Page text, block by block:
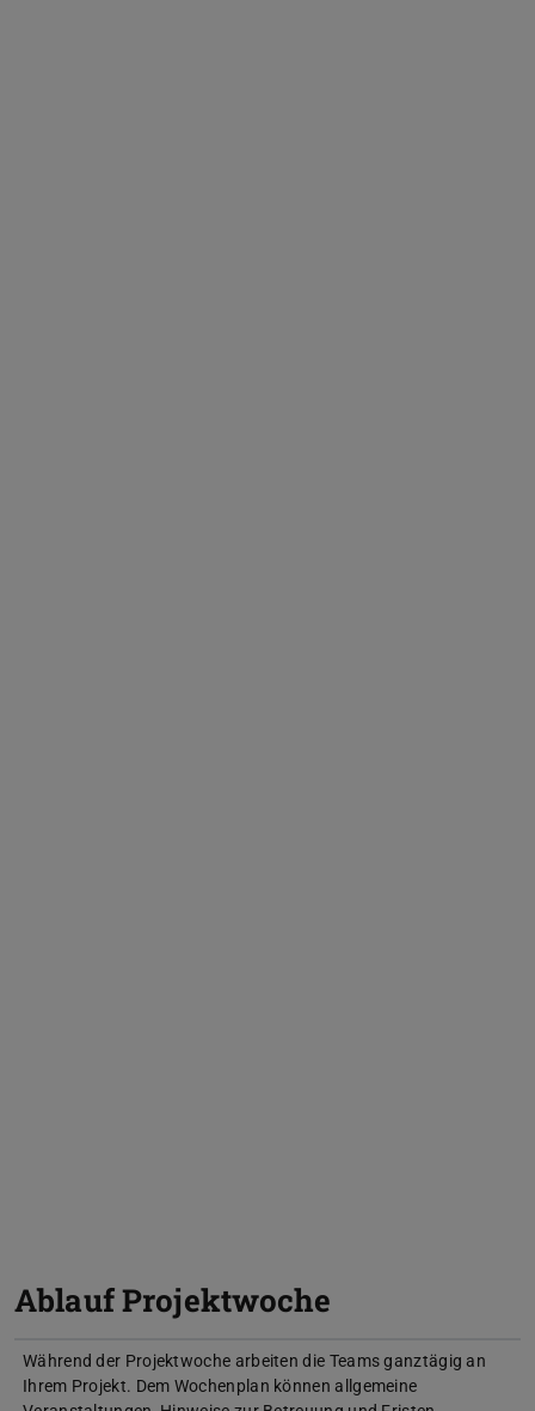
Ablauf Projektwoche
Während der Projektwoche arbeiten die Teams ganztägig an
Ihrem Projekt. Dem Wochenplan können allgemeine